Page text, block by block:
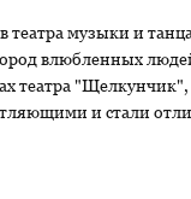
театра музыки и
влюбленных
театра
и стали